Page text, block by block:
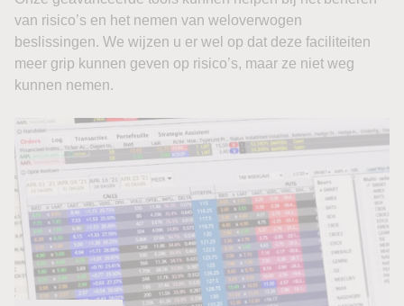
van risico’s en het nemen van weloverwogen
beslissingen. We wijzen u er wel op dat deze faciliteiten
meer grip kunnen geven op risico’s, maar ze niet weg
kunnen nemen.